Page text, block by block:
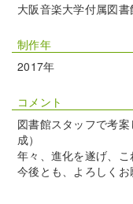
大阪音楽大学付属図書
制作年
2017年
コメント
図書館スタッフで考
成）
年々、進化を遂げ、こ
今後とも、よろしく